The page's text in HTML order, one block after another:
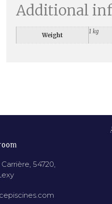
Additional
Weight
1 kg
54720,